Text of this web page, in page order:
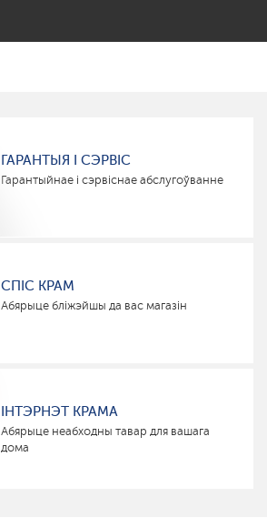
ГАРАНТЫЯ І СЭРВІС
Гарантыйнае і сэрвіснае абслугоўванне
СПІС КРАМ
Абярыце бліжэйшы да вас магазін
ІНТЭРНЭТ КРАМА
Абярыце неабходны тавар для вашага
дома